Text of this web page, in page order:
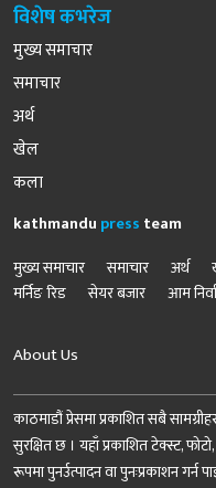
विशेष कभरेज
मुख्य समाचार
समाचार
अर्थ
खेल
कला
kathmandu press team
मुख्य समाचार
समाचार अर्थ
मर्निङ रिड
सेयर बजार आम
About Us
काठमाडौं प्रेसमा प्रकाशित सबै
सुरक्षित छ । यहाँ प्रकाशित टेक्स्ट,
रूपमा पुनर्उत्पादन वा पुनःप्रकाशन गर्न